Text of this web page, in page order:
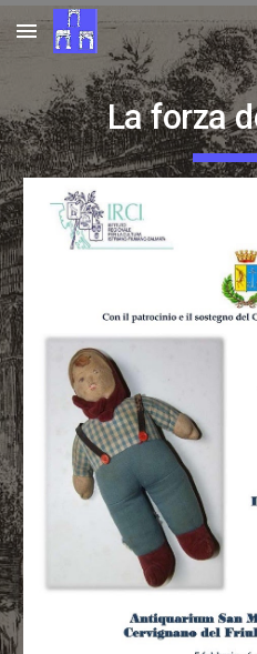
Skip to main content
La forza